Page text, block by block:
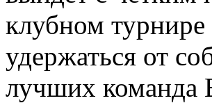
клубном
удержаться от
лучших команда